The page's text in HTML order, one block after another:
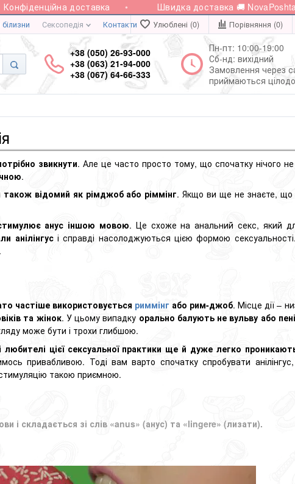
доставка Швидка доставка 🚚 NovaPoshta
Сексопедія Контакти Улюблені (0) Порівняння (0)
+38 (050) 26-93-000
+38 (063) 21-94-000
+38 (067) 64-66-333
Пн-пт: 10:00-19:00
Сб-нд: вихідний
Замовлення через
приймаються
звикнути. Але це часто просто тому, що спочатку нічого
.
також відомий як рімджоб або ріммінг. Якщо ви ще не знаєте, що
анус іншою мовою. Це схоже наанальний секс, який
анілінгусі справді насолоджуються цією формою
.
частіше використовується риммінг або рим-джоб. Місце дії –
та жінок. У цьому випадку орально балують не вульву або
може бути і трохи глибшою.
любителі цієї сексуальної практики ще й дуже легко
привабливою. Тоді вам варто спочатку спробувати
такою приємною.
і складається зі слів «anus» (анус) та «lingere» (лизати).